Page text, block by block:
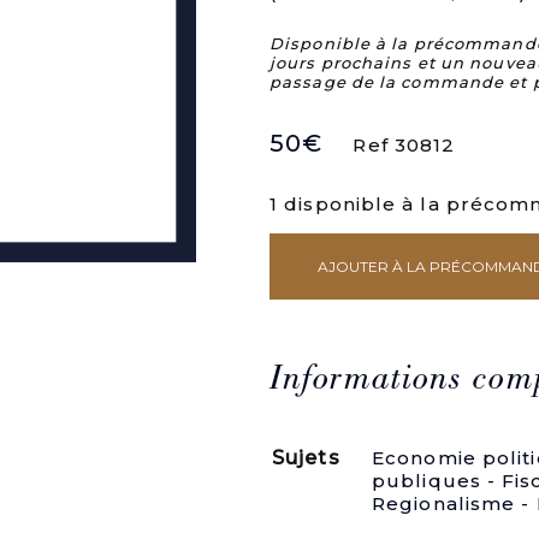
Disponible à la
jours prochains et un
passage de la commande et
50€ Ref 30812
1 disponible à la
quantité
de
sur
l'affaire
fait
AJOUTER À LA
Informations
Sujets Economie
publiques -
Regionalisme